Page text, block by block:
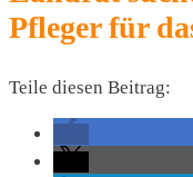
Pfleger für
Teile diesen Beitrag: